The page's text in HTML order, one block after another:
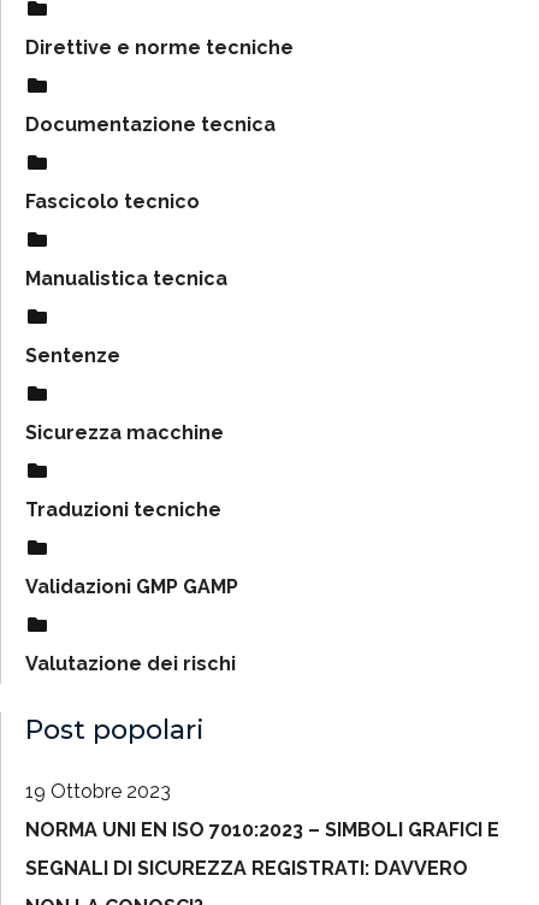
Direttive e norme tecniche
Documentazione tecnica
Fascicolo tecnico
Manualistica tecnica
Sentenze
Sicurezza macchine
Traduzioni tecniche
Validazioni GMP GAMP
Valutazione dei rischi
Post popolari
19 Ottobre 2023
NORMA UNI EN ISO 7010:2023 – SIMBOLI GRAFICI E
SEGNALI DI SICUREZZA REGISTRATI: DAVVERO